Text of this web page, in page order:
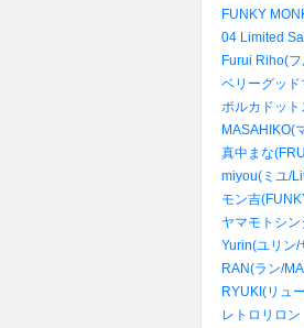
FUNKY
04 Limited
Furui Riho(
ベリーグッド
ポルカドット
MASAHIKO(
真中まな
miyou(ミユ/
モン吉
ヤマモトシ
Yurin(ユリン/
RAN(ラン/
RYUKI(リュ
レトロリロン